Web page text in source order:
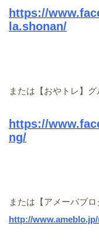
https://
la.shonan/
または【おやトレ】
https://
ng/
または【アメーバブ
http://